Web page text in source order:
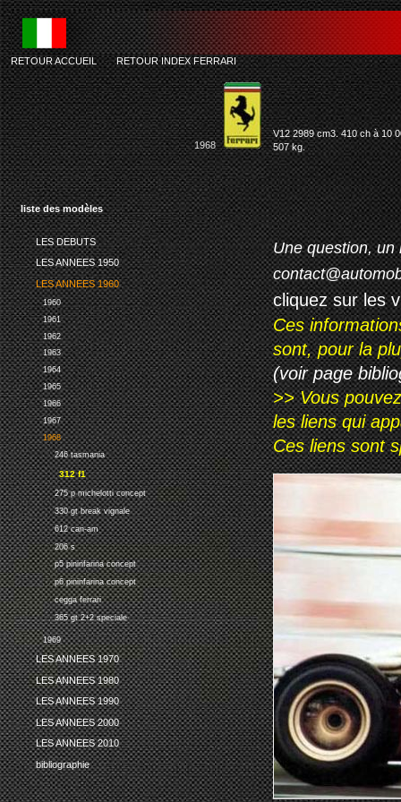
liste des modèles
LES DEBUTS
LES ANNEES 1950
LES ANNEES 1960
1960
1961
1962
1963
1964
1965
1966
1967
1968
246 tasmania
312 f1
275 p michelotti concept
330 gt break vignale
612 can-am
206 s
p5 pininfarina concept
p6 pininfarina concept
cegga ferrari
365 gt 2+2 speciale
1969
LES ANNEES 1970
LES ANNEES 1980
LES ANNEES 1990
LES ANNEES 2000
LES ANNEES 2010
bibliographie
RETOUR ACCUEIL-RETOUR INDEX FERRARI
1968
V12 2989 cm3. 410 ch à 10
507 kg.
Une question, un
cliquez sur les
Ces
sont, pour la
(voir page
>> Vous
les liens qui
Ces liens sont